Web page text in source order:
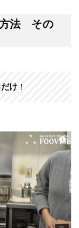
方法 その
け ！